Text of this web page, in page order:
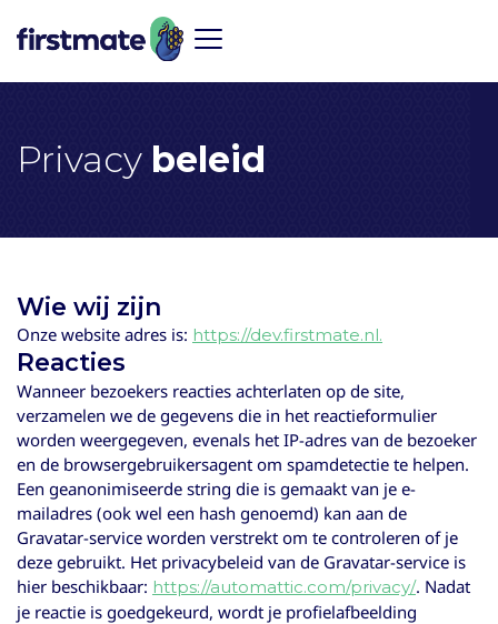
Privacy beleid
Wie wij zijn
Onze website adres is: https://dev.firstmate.nl.
Reacties
Wanneer bezoekers reacties achterlaten op de site,
verzamelen we de gegevens die in het reactieformulier
worden weergegeven, evenals het IP-adres van de bezoeker
en de browsergebruikersagent om spamdetectie te helpen.
Een geanonimiseerde string die is gemaakt van je e-
mailadres (ook wel een hash genoemd) kan aan de
Gravatar-service worden verstrekt om te controleren of je
deze gebruikt. Het privacybeleid van de Gravatar-service is
hier beschikbaar: https://automattic.com/privacy/. Nadat
je reactie is goedgekeurd, wordt je profielafbeelding